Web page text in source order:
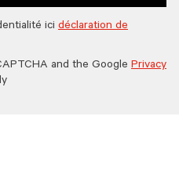
ici déclaration de
and the Google Privacy